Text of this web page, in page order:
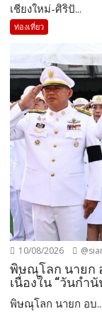
เชียงใหม่-ศิริปั...
ท่องเที่ยว
10/08/2026
พิษณุโลก นายก
เนื่องใน “วันกำ
พิษณุโลก นายก อบ...